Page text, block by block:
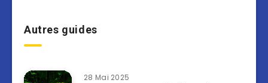
Autres guides
28 Mai 2025